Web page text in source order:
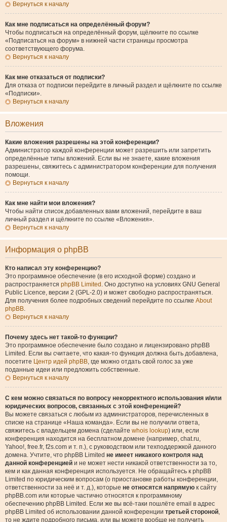
Вернуться к началу
Как мне подписаться на определённый форум?
Чтобы подписаться на определённый форум, щёлкните по ссылке
«Подписаться на форум» в нижней части страницы просмотра
соответствующего форума.
Вернуться к началу
Как мне отказаться от подписки?
Для отказа от подписки перейдите в личный раздел и щёлкните по ссылке
«Подписки».
Вернуться к началу
Вложения
Какие вложения разрешены на этой конференции?
Администратор каждой конференции может разрешить или запретить
определённые типы вложений. Если вы не знаете, какие вложения
разрешены, свяжитесь с администратором конференции для получения
помощи.
Вернуться к началу
Как мне найти мои вложения?
Чтобы найти список добавленных вами вложений, перейдите в ваш
личный раздел и щёлкните по ссылке «Вложения».
Вернуться к началу
Информация о phpBB
Кто написал эту конференцию?
Это программное обеспечение (в его исходной форме) создано и
распространяется phpBB Limited . Оно доступно на условиях GNU General
Public Licence, версии 2 (GPL-2.0) и может свободно распространяться.
Для получения более подробных сведений перейдите по ссылке About
phpBB.
Вернуться к началу
Почему здесь нет такой-то функции?
Это программное обеспечение было создано и лицензировано phpBB
Limited. Если вы считаете, что какая-то функция должна быть добавлена,
посетите Центр идей phpBB, где можно отдать свой голос за уже
поданные идеи или предложить собственные.
Вернуться к началу
С кем можно связаться по вопросу некорректного использования и/или
юридических вопросов, связанных с этой конференцией?
Вы можете связаться с любым из администраторов, перечисленных в
списке на странице «Наша команда». Если вы не получили ответа,
свяжитесь с владельцем домена (сделайте whois lookup) или, если
конференция находится на бесплатном домене (например, chat.ru,
Yahoo!, free.fr, f2s.com и т. п.), с руководством или техподдержкой данного
домена. Учтите, что phpBB Limited не имеет никакого контроля над
данной конференцией и не может нести никакой ответственности за то,
кем и как данная конференция используется. Не обращайтесь к phpBB
Limited по юридическим вопросам (о приостановке работы конференции,
ответственности за неё и т. д.), которые не относятся напрямую к сайту
phpBB.com или которые частично относятся к программному
обеспечению phpBB Limited. Если же вы всё-таки пошлёте email в адрес
phpBB Limited об использовании данной конференции третьей стороной,
то не ждите подробного письма, или вы можете вообще не получить